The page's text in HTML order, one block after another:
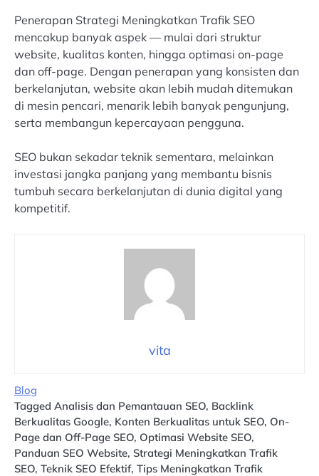
Penerapan Strategi Meningkatkan Trafik SEO
mencakup banyak aspek — mulai dari struktur
website, kualitas konten, hingga optimasi on-page
dan off-page. Dengan penerapan yang konsisten dan
berkelanjutan, website akan lebih mudah ditemukan
di mesin pencari, menarik lebih banyak pengunjung,
serta membangun kepercayaan pengguna.
SEO bukan sekadar teknik sementara, melainkan
investasi jangka panjang yang membantu bisnis
tumbuh secara berkelanjutan di dunia digital yang
kompetitif.
vita
Blog
Tagged Analisis dan Pemantauan SEO, Backlink
Berkualitas Google, Konten Berkualitas untuk SEO, On-
Page dan Off-Page SEO, Optimasi Website SEO,
Panduan SEO Website, Strategi Meningkatkan Trafik
SEO, Teknik SEO Efektif, Tips Meningkatkan Trafik